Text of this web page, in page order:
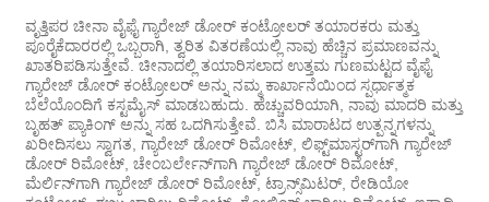
ವೃತ್ತಿಪರ ಚೀನಾ ವೈಫೈ ಗ್ಯಾರೇಜ್ ಡೋರ್ ಕಂಟ್ರೋಲರ್ ತಯಾರಕರು ಮತ್ತು
ಪೂರೈಕೆದಾರರಲ್ಲಿ ಒಬ್ಬರಾಗಿ, ತ್ವರಿತ ವಿತರಣೆಯಲ್ಲಿ ನಾವು ಹೆಚ್ಚಿನ ಪ್ರಮಾಣವನ್ನು
ಖಾತರಿಪಡಿಸುತ್ತೇವೆ. ಚೀನಾದಲ್ಲಿ ತಯಾರಿಸಲಾದ ಉತ್ತಮ ಗುಣಮಟ್ಟದ ವೈಫೈ
ಗ್ಯಾರೇಜ್ ಡೋರ್ ಕಂಟ್ರೋಲರ್ ಅನ್ನು ನಮ್ಮ ಕಾರ್ಖಾನೆಯಿಂದ ಸ್ಪರ್ಧಾತ್ಮಕ
ಬೆಲೆಯೊಂದಿಗೆ ಕಸ್ಟಮೈಸ್ ಮಾಡಬಹುದು. ಹೆಚ್ಚುವರಿಯಾಗಿ, ನಾವು ಮಾದರಿ ಮತ್ತು
ಬೃಹತ್ ಪ್ಯಾಕಿಂಗ್ ಅನ್ನು ಸಹ ಒದಗಿಸುತ್ತೇವೆ. ಬಿಸಿ ಮಾರಾಟದ ಉತ್ಪನ್ನಗಳನ್ನು
ಖರೀದಿಸಲು ಸ್ವಾಗತ, ಗ್ಯಾರೇಜ್ ಡೋರ್ ರಿಮೋಟ್, ಲಿಫ್ಟ್‌ಮಾಸ್ಟರ್‌ಗಾಗಿ ಗ್ಯಾರೇಜ್
ಡೋರ್ ರಿಮೋಟ್, ಚೇಂಬರ್ಲೇನ್‌ಗಾಗಿ ಗ್ಯಾರೇಜ್ ಡೋರ್ ರಿಮೋಟ್,
ಮೆರ್ಲಿನ್‌ಗಾಗಿ ಗ್ಯಾರೇಜ್ ಡೋರ್ ರಿಮೋಟ್, ಟ್ರಾನ್ಸ್‌ಮಿಟರ್, ರೇಡಿಯೋ